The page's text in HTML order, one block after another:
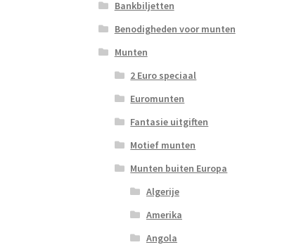
Bankbiljetten
Benodigheden voor munten
Munten
2 Euro speciaal
Euromunten
Fantasie uitgiften
Motief munten
Munten buiten Europa
Algerije
Amerika
Angola